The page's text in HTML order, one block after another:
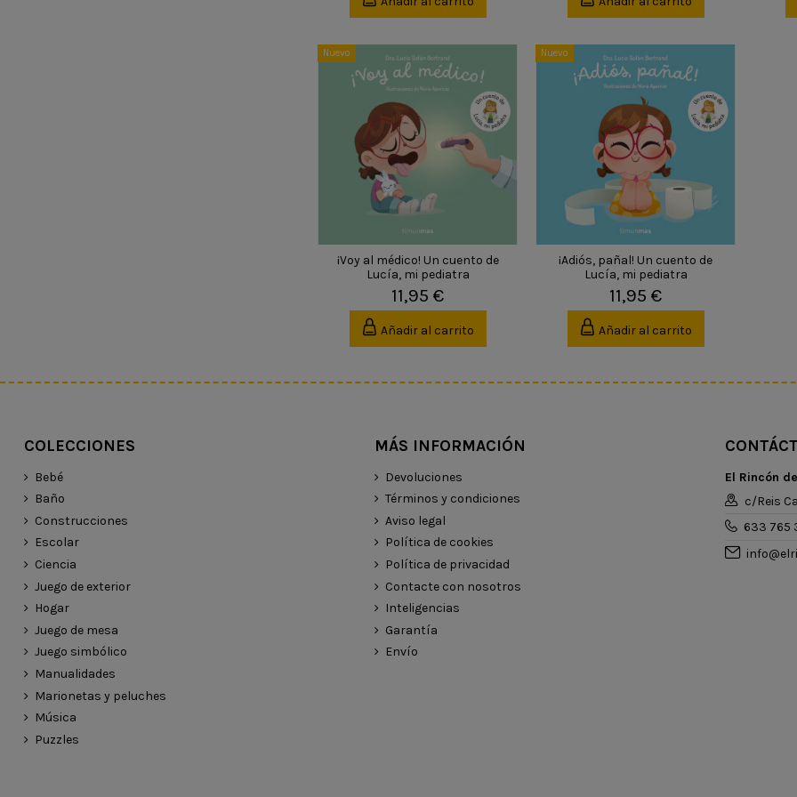
Nuevo
¡Voy al médico! Un cuento de
Lucía, mi pediatra
11,95 €
Añadir al carrito
Nuevo
¡Adiós, pañal! Un cuento de
Lucía, mi pediatra
11,95 €
Añadir al carrito
COLECCIONES
Bebé
Baño
Construcciones
Escolar
Ciencia
Juego de exterior
Hogar
Juego de mesa
Juego simbólico
Manualidades
Marionetas y peluches
Música
Puzzles
MÁS INFORMACIÓN
Devoluciones
Términos y condiciones
Aviso legal
Política de cookies
Política de privacidad
Contacte con nosotros
Inteligencias
Garantía
Envío
El Rincón
c/Reis
633 765